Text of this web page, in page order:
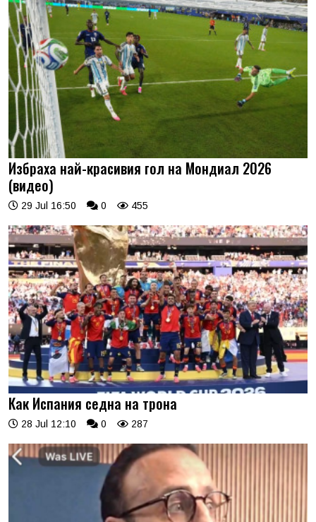
Избраха най-красивия гол на Мондиал 2026
(видео)
29 Jul 16:50 0 455
Как Испания седна на трона
28 Jul 12:10 0 287